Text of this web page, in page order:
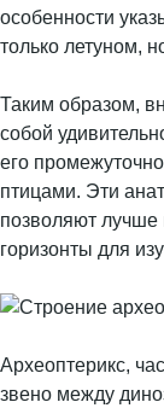
особенности
только летуном,
Таким образом,
собой
его
птицами. Эти
позволяют
горизонты для
Археоптерикс,
звено между